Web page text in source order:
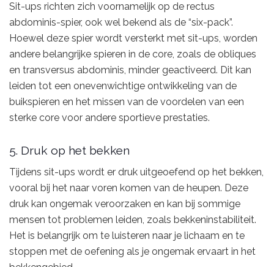
Sit-ups richten zich voornamelijk op de rectus
abdominis-spier, ook wel bekend als de “six-pack”.
Hoewel deze spier wordt versterkt met sit-ups, worden
andere belangrijke spieren in de core, zoals de obliques
en transversus abdominis, minder geactiveerd. Dit kan
leiden tot een onevenwichtige ontwikkeling van de
buikspieren en het missen van de voordelen van een
sterke core voor andere sportieve prestaties.
5. Druk op het bekken
Tijdens sit-ups wordt er druk uitgeoefend op het bekken,
vooral bij het naar voren komen van de heupen. Deze
druk kan ongemak veroorzaken en kan bij sommige
mensen tot problemen leiden, zoals bekkeninstabiliteit.
Het is belangrijk om te luisteren naar je lichaam en te
stoppen met de oefening als je ongemak ervaart in het